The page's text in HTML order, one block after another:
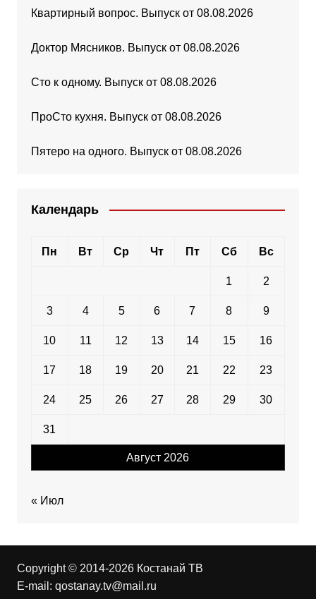
Квартирный вопрос. Выпуск от 08.08.2026
Доктор Мясников. Выпуск от 08.08.2026
Сто к одному. Выпуск от 08.08.2026
ПроСто кухня. Выпуск от 08.08.2026
Пятеро на одного. Выпуск от 08.08.2026
Календарь
Август 2026
Пн Вт Ср Чт Пт Сб Вс
1 2
3 4 5 6 7 8 9
10 11 12 13 14 15 16
17 18 19 20 21 22 23
24 25 26 27 28 29 30
31
« Июл
Copyright © 2014-2026 Костанай ТВ
E-mail: qostanay.tv@mail.ru